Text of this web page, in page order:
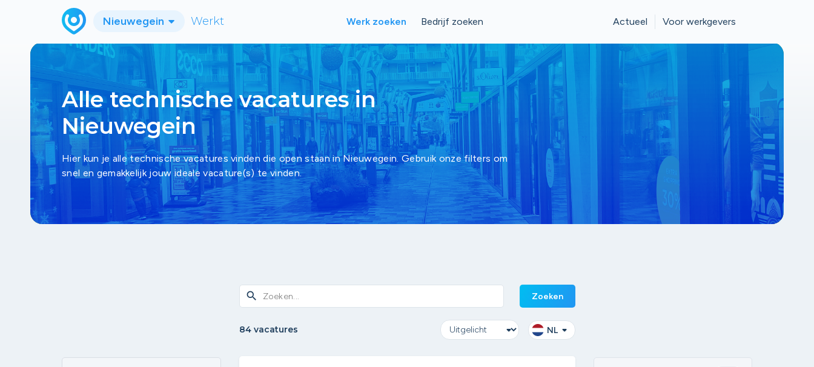
Nieuwegein Werkt Werk zoeken Bedrijf zoeken Actueel Voor werkgevers
Alle technische vacatures in
Nieuwegein
Hier kun je alle technische vacatures vinden die open staan in Nieuwegein. Gebruik onze filters om
snel en gemakkelijk jouw ideale vacature(s) te vinden.
search Zoeken
84 vacatures NL